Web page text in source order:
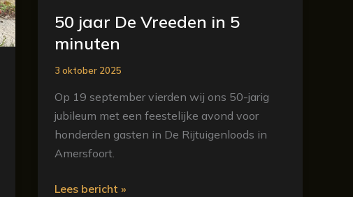
50 jaar De Vreeden in 5
minuten
3 oktober 2025
Op 19 september vierden wij ons 50-jarig
jubileum met een feestelijke avond voor
honderden gasten in De Rijtuigenloods in
Amersfoort.
Lees bericht »